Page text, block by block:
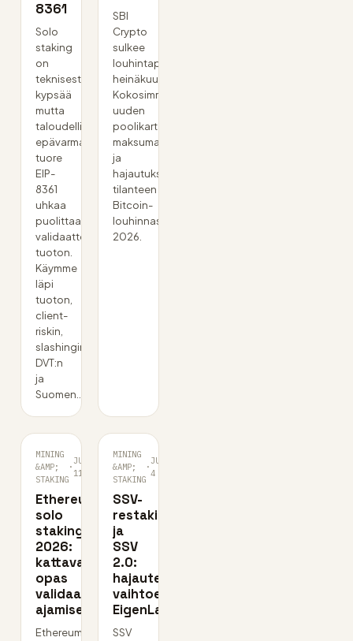
8361
Solo
staking
on
teknisesti
kypsää
mutta
taloudellisesti
epävarmaa:
tuore
EIP-
8361
uhkaa
puolittaa
validaattorin
tuoton.
Käymme
läpi
tuoton,
client-
riskin,
slashingin,
DVT:n
ja
Suomen…
SBI
Crypto
sulkee
louhintapoolinsa
heinäkuussa.
Kokosimme
uuden
poolikartan,
maksumallit
ja
hajautuksen
tilanteen
Bitcoin-
louhinnassa
2026.
MINING
&AMP;
STAKING
·
JUL
11
Ethereumin
solo
staking
2026:
kattava
opas
validaattorin
ajamiseen
Ethereumin
MINING
&AMP;
STAKING
·
JUL
4
SSV-
restaking
ja
SSV
2.0:
hajautettu
vaihtoehto
EigenLayerille
SSV